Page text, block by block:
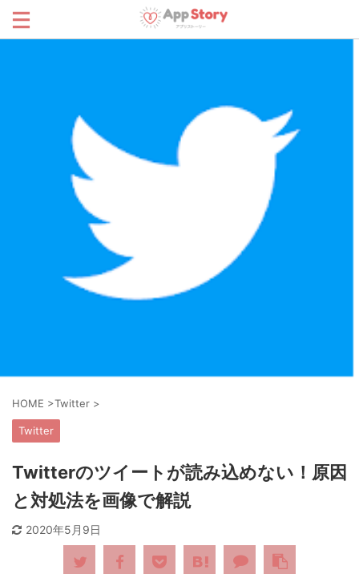
HOME >Twitter >
Twitter
Twitterのツイートが読み込めない！原因
と対処法を画像で解説
2020年5月9日